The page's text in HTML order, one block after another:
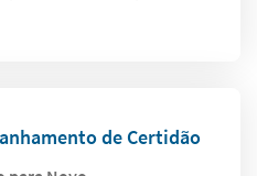
de Certidão